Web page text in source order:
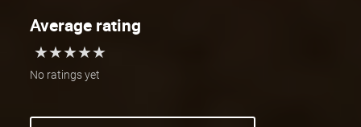
Average rating
★★★★★
★★★★★
No ratings yet